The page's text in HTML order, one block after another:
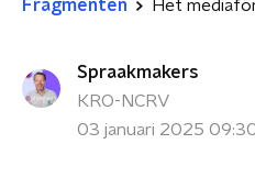
Fragmenten
Spraakmakers
KRO-NCRV
03 januari 2025